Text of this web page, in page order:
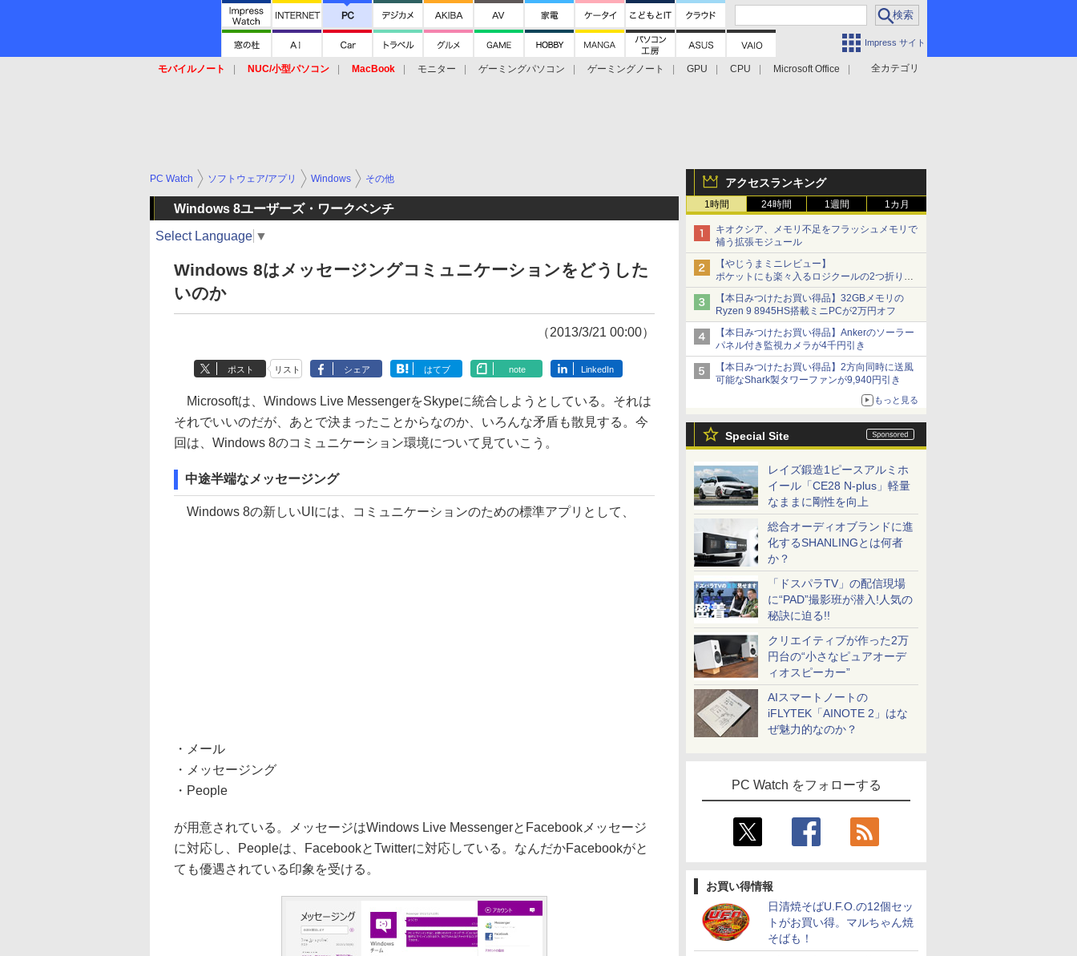
Impress サイト
全カテゴリ
モバイルノート NUC/小型パソコン MacBook モニター ゲーミングパソコン ゲーミングノート GPU CPU
Microsoft Office
アクセスランキング
1時間 24時間 1週間 1カ月
キオクシア、メモリ不足をフラッシュメモリで
補う拡張モジュール
【やじうまミニレビュー】
ポケットにも楽々入るロジクールの2つ折りマ
ウス「Mobi Fold」。その気になるギミックと
は？
【本日みつけたお買い得品】32GBメモリの
Ryzen 9 8945HS搭載ミニPCが2万円オフ
【本日みつけたお買い得品】Ankerのソーラー
パネル付き監視カメラが4千円引き
【本日みつけたお買い得品】2方向同時に送風
可能なShark製タワーファンが9,940円引き
もっと見る
Special Site
レイズ鍛造1ピースアルミホ
イール「CE28 N-plus」軽量
なままに剛性を向上
総合オーディオブランドに進
化するSHANLINGとは何者
か？
「ドスパラTV」の配信現場
に“PAD”撮影班が潜入!人気の
秘訣に迫る!!
クリエイティブが作った2万
円台の“小さなピュアオーデ
ィオスピーカー”
AIスマートノートの
iFLYTEK「AINOTE 2」はな
ぜ魅力的なのか？
PC Watch をフォローする
お買い得情報
日清焼そばU.F.O.の12個セッ
トがお買い得。マルちゃん焼
そばも！
PC Watch ソフトウェア/アプリ Windows その他
Windows 8ユーザーズ・ワークベンチ
Select Language ▼
Windows 8はメッセージングコミュニケーションをどうした
いのか
（2013/3/21 00:00）
ポスト リスト シェア はてブ note LinkedIn
Microsoftは、Windows Live MessengerをSkypeに統合しようとしている。それは
それでいいのだが、あとで決まったことからなのか、いろんな矛盾も散見する。今
回は、Windows 8のコミュニケーション環境について見ていこう。
中途半端なメッセージング
Windows 8の新しいUIには、コミュニケーションのための標準アプリとして、
・メール
・メッセージング
・People
が用意されている。メッセージはWindows Live MessengerとFacebookメッセージ
に対応し、Peopleは、FacebookとTwitterに対応している。なんだかFacebookがと
ても優遇されている印象を受ける。